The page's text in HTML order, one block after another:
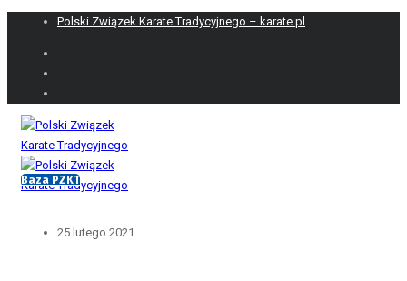
Polski Związek Karate Tradycyjnego – karate.pl
Baza PZKT
25 lutego 2021